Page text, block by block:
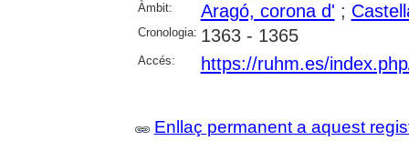
Àmbit: Aragó, corona d' ;
Cronologia: 1363 - 1365
Accés: https://ruhm.es/
Enllaç permanent a aquest